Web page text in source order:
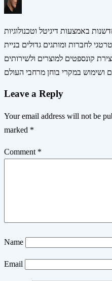
באמצעות דיגיטל וטכנולוגיות
לחברות ומותגים גדולים בניית
קונספטים למוצרים ולשירותים
ושימוש במקרי בוחן מרחבי העולם
Leave a Reply
Your email address will not be
marked *
Comment *
Name
Email